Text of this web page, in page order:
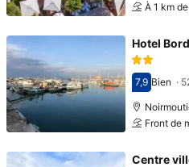
À 1 km
Hotel
Avec une
7,9 Bien ·
Front de
Centre